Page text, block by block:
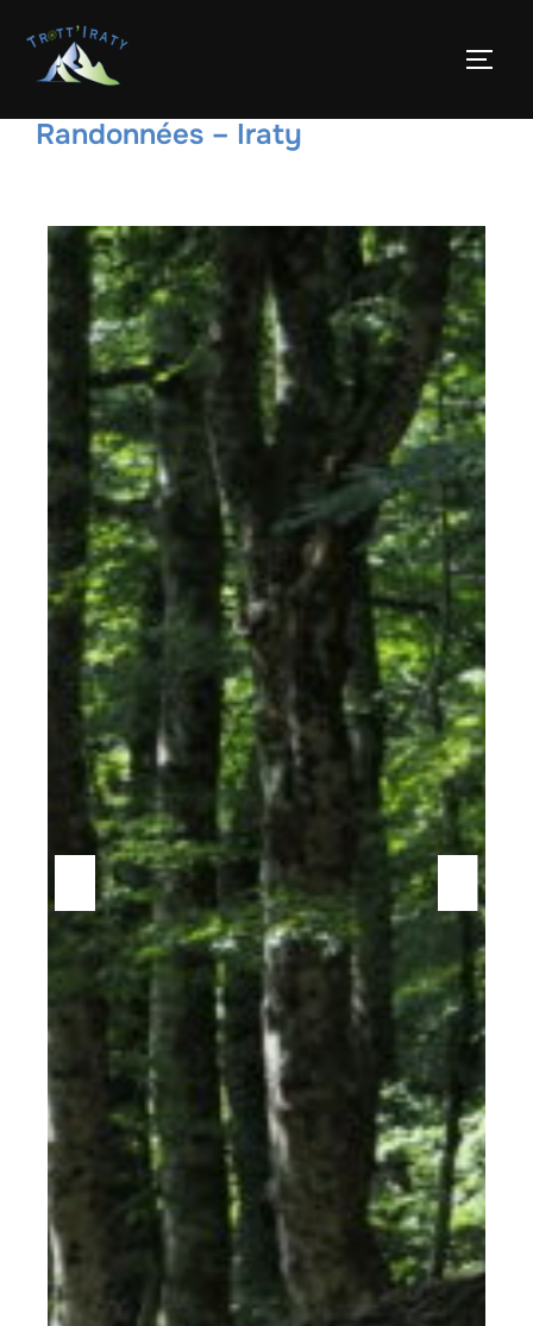
Randonnées – Iraty